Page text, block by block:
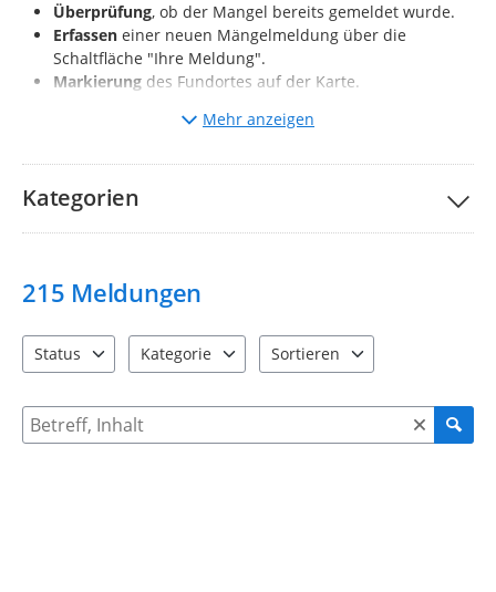
Überprüfung, ob der Mangel bereits gemeldet wurde.
Erfassen einer neuen Mängelmeldung über die
Schaltfläche "Ihre Meldung".
Markierung des Fundortes auf der Karte.
des Mangels und ggf. Hochladen von
Bitte nehmen Sie unsere Teilnahmebedingungen und
zur Kenntnis.
Mehr anzeigen
Kategorien
215 Meldungen
Status
Kategorie
Sortieren
Suche nach Meldungen und Kommentaren